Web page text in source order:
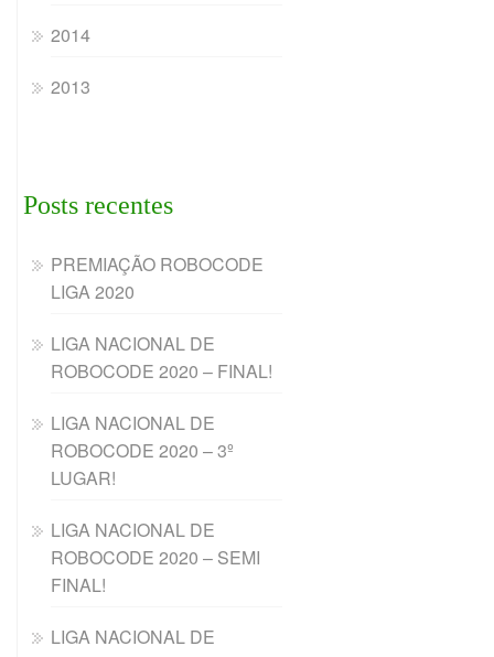
2014
2013
Posts recentes
PREMIAÇÃO ROBOCODE
LIGA 2020
LIGA NACIONAL DE
ROBOCODE 2020 – FINAL!
LIGA NACIONAL DE
ROBOCODE 2020 – 3º
LUGAR!
LIGA NACIONAL DE
ROBOCODE 2020 – SEMI
FINAL!
LIGA NACIONAL DE